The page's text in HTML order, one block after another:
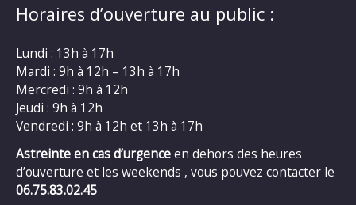
Horaires d’ouverture au public :
Lundi : 13h à 17h
Mardi : 9h à 12h – 13h à 17h
Mercredi : 9h à 12h
Jeudi : 9h à 12h
Vendredi : 9h à 12h et 13h à 17h
Astreinte en cas d’urgenceen dehors des heures
d’ouverture et les weekends , vous pouvez contacter le
06.75.83.02.45